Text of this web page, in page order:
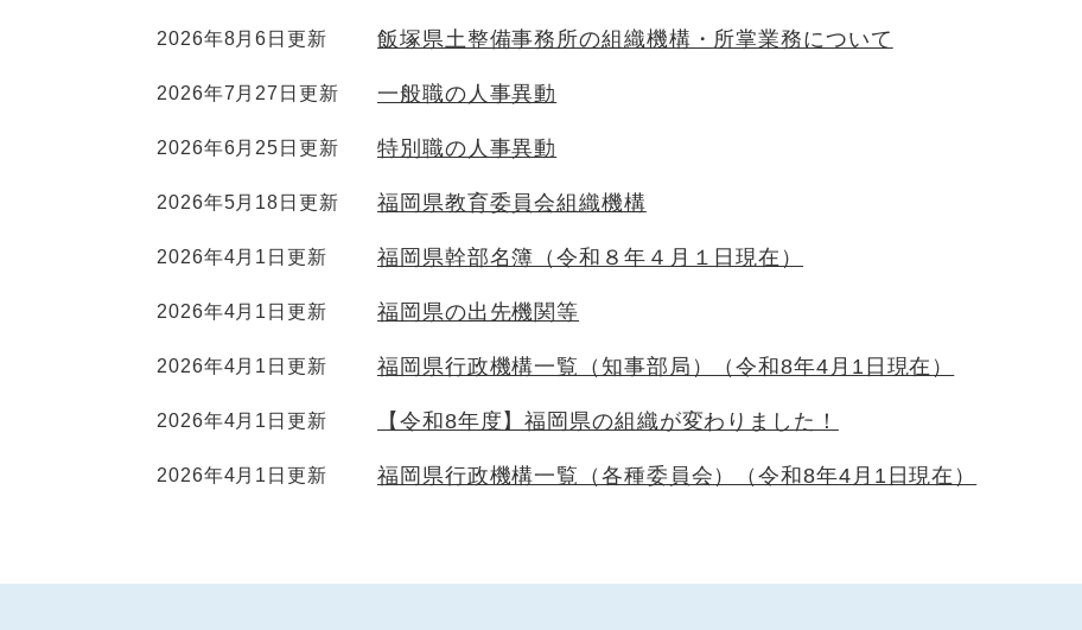
2026年8月6日更新 飯塚県土整備事務所の組織機構・所掌業務について
2026年7月27日更新 一般職の人事異動
2026年6月25日更新 特別職の人事異動
2026年5月18日更新 福岡県教育委員会組織機構
2026年4月1日更新 福岡県幹部名簿（令和８年４月１日現在）
2026年4月1日更新 福岡県の出先機関等
2026年4月1日更新 福岡県行政機構一覧（知事部局）（令和8年4月1日現在）
2026年4月1日更新 【令和8年度】福岡県の組織が変わりました！
2026年4月1日更新 福岡県行政機構一覧（各種委員会）（令和8年4月1日現在）